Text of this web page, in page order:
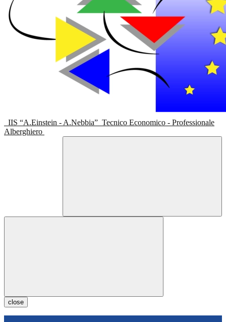
IIS “A.Einstein - A.Nebbia” Tecnico Economico - Professionale
Alberghiero
close